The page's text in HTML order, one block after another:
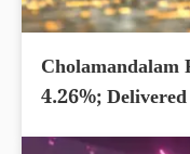
Cholamandalam
4.26%;